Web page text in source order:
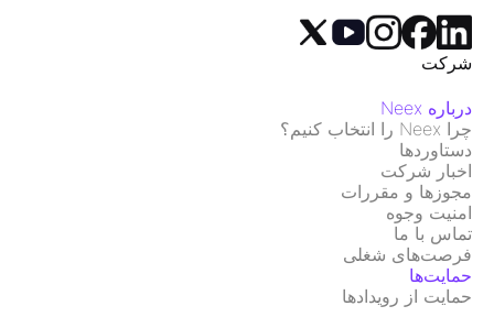
شرکت
درباره Neex
چرا Neex را انتخاب کنیم؟
دستاوردها
اخبار شرکت
مجوزها و مقررات
امنیت وجوه
تماس با ما
فرصت‌های شغلی
حمایت‌ها
حمایت از رویدادها